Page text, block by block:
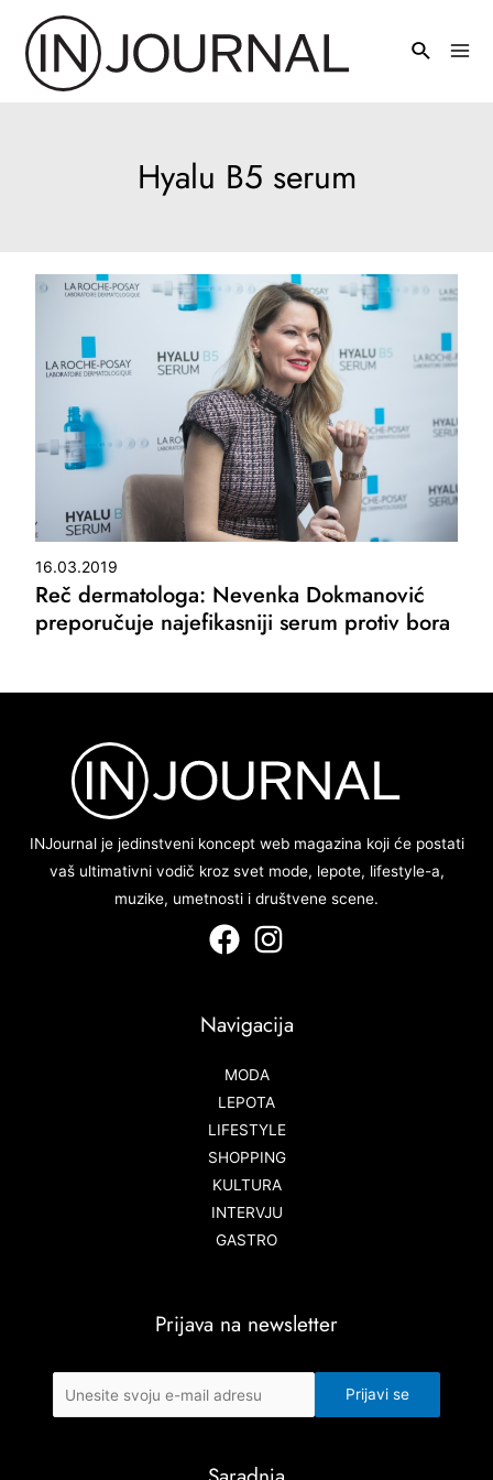
sadržaj
Hyalu B5 serum
16.03.2019
Reč dermatologa: Nevenka Dokmanović
preporučuje najefikasniji serum protiv bora
INJournal je jedinstveni koncept web magazina koji će postati
vaš ultimativni vodič kroz svet mode, lepote, lifestyle-a,
muzike, umetnosti i društvene scene.
Navigacija
MODA
LEPOTA
LIFESTYLE
SHOPPING
KULTURA
INTERVJU
GASTRO
Prijava na newsletter